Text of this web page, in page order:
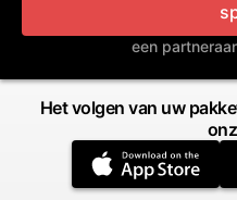
een
Het volgen van uw